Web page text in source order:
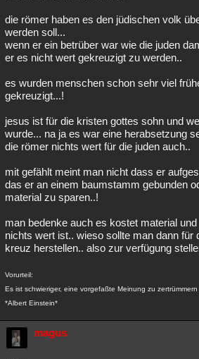
die römer haben es den jüdischen volk
werden soll...
wenn er ein betrüber war wie die juden
er es nicht wert gekreuzigt zu werden..
es wurden menschen schon sehr viel
gekreuzigt...!
jesus ist für die kristen gottes sohn und
wurde... na ja es war eine herabsetzung
die römer nichts wert für die juden auch..
mit gefählt meint man nicht dass er
das er an einem baumstamm gebunden
material zu sparen..!
man bedenke auch es kostet material
nichts wert ist.. wieso sollte man dann für
kreuz herstellen.. also zur verfügung
Vorurteil:
Es ist schwieriger, eine vorgefaßte Meinung zu zertrümmern
*Albert Einstein*
magus